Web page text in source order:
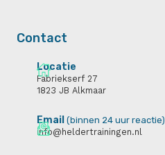
Contact
Locatie
Fabriekserf 27
1823 JB Alkmaar
Email (binnen 24 uur reactie)
info@heldertrainingen.nl